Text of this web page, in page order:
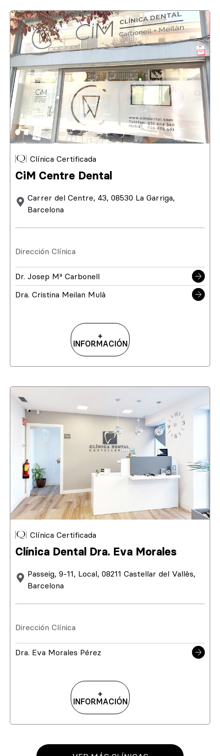
Clínica Certificada
CiM Centre Dental
Carrer del Centre, 43, 08530 La Garriga,
Barcelona
Dirección Clínica
Dr. Josep Mª Carbonell
Dra. Cristina Meilan Mulà
+
INFORMACIÓN
Clínica Certificada
Clínica Dental Dra. Eva Morales
Passeig, 9-11, Local, 08211 Castellar del Vallès,
Barcelona
Dirección Clínica
Dra. Eva Morales Pérez
+
INFORMACIÓN